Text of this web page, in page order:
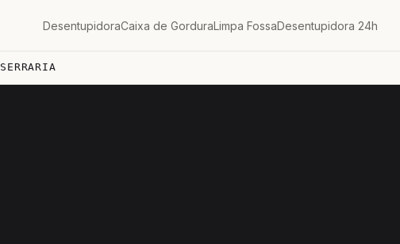
DesentupidoraCaixa de GorduraLimpa FossaDesentupidora 24h
SERRARIA